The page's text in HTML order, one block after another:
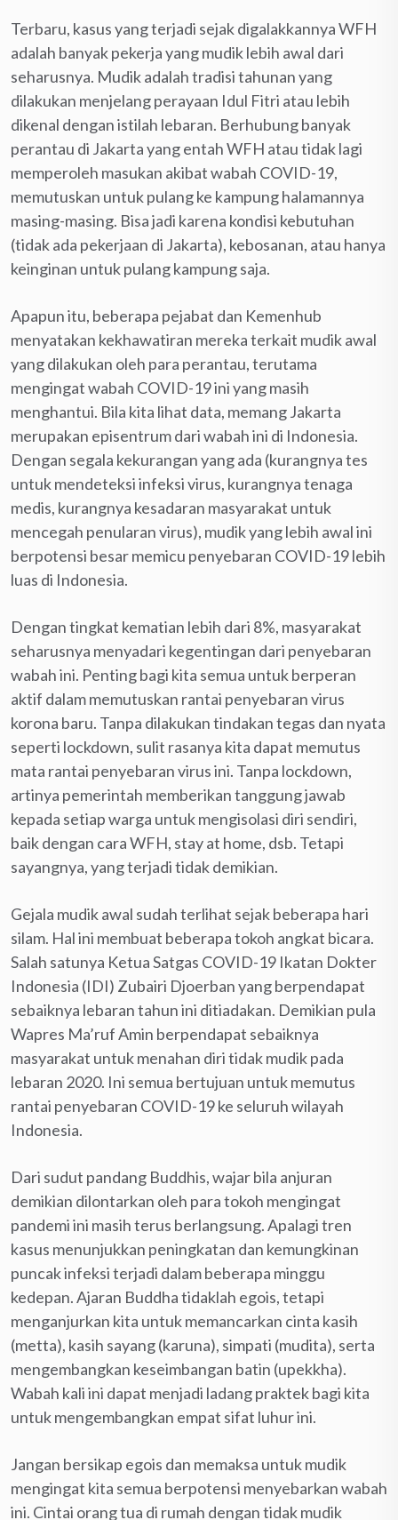
Terbaru, kasus yang terjadi sejak digalakkannya WFH
adalah banyak pekerja yang mudik lebih awal dari
seharusnya. Mudik adalah tradisi tahunan yang
dilakukan menjelang perayaan Idul Fitri atau lebih
dikenal dengan istilah lebaran. Berhubung banyak
perantau di Jakarta yang entah WFH atau tidak lagi
memperoleh masukan akibat wabah COVID-19,
memutuskan untuk pulang ke kampung halamannya
masing-masing. Bisa jadi karena kondisi kebutuhan
(tidak ada pekerjaan di Jakarta), kebosanan, atau hanya
keinginan untuk pulang kampung saja.
Apapun itu, beberapa pejabat dan Kemenhub
menyatakan kekhawatiran mereka terkait mudik awal
yang dilakukan oleh para perantau, terutama
mengingat wabah COVID-19 ini yang masih
menghantui. Bila kita lihat data, memang Jakarta
merupakan episentrum dari wabah ini di Indonesia.
Dengan segala kekurangan yang ada (kurangnya tes
untuk mendeteksi infeksi virus, kurangnya tenaga
medis, kurangnya kesadaran masyarakat untuk
mencegah penularan virus), mudik yang lebih awal ini
berpotensi besar memicu penyebaran COVID-19 lebih
luas di Indonesia.
Dengan tingkat kematian lebih dari 8%, masyarakat
seharusnya menyadari kegentingan dari penyebaran
wabah ini. Penting bagi kita semua untuk berperan
aktif dalam memutuskan rantai penyebaran virus
korona baru. Tanpa dilakukan tindakan tegas dan nyata
seperti lockdown, sulit rasanya kita dapat memutus
mata rantai penyebaran virus ini. Tanpa lockdown,
artinya pemerintah memberikan tanggung jawab
kepada setiap warga untuk mengisolasi diri sendiri,
baik dengan cara WFH, stay at home, dsb. Tetapi
sayangnya, yang terjadi tidak demikian.
Gejala mudik awal sudah terlihat sejak beberapa hari
silam. Hal ini membuat beberapa tokoh angkat bicara.
Salah satunya Ketua Satgas COVID-19 Ikatan Dokter
Indonesia (IDI) Zubairi Djoerban yang berpendapat
sebaiknya lebaran tahun ini ditiadakan. Demikian pula
Wapres Ma’ruf Amin berpendapat sebaiknya
masyarakat untuk menahan diri tidak mudik pada
lebaran 2020. Ini semua bertujuan untuk memutus
rantai penyebaran COVID-19 ke seluruh wilayah
Indonesia.
Dari sudut pandang Buddhis, wajar bila anjuran
demikian dilontarkan oleh para tokoh mengingat
pandemi ini masih terus berlangsung. Apalagi tren
kasus menunjukkan peningkatan dan kemungkinan
puncak infeksi terjadi dalam beberapa minggu
kedepan. Ajaran Buddha tidaklah egois, tetapi
menganjurkan kita untuk memancarkan cinta kasih
(metta), kasih sayang (karuna), simpati (mudita), serta
mengembangkan keseimbangan batin (upekkha).
Wabah kali ini dapat menjadi ladang praktek bagi kita
untuk mengembangkan empat sifat luhur ini.
Jangan bersikap egois dan memaksa untuk mudik
mengingat kita semua berpotensi menyebarkan wabah
ini. Cintai orang tua di rumah dengan tidak mudik